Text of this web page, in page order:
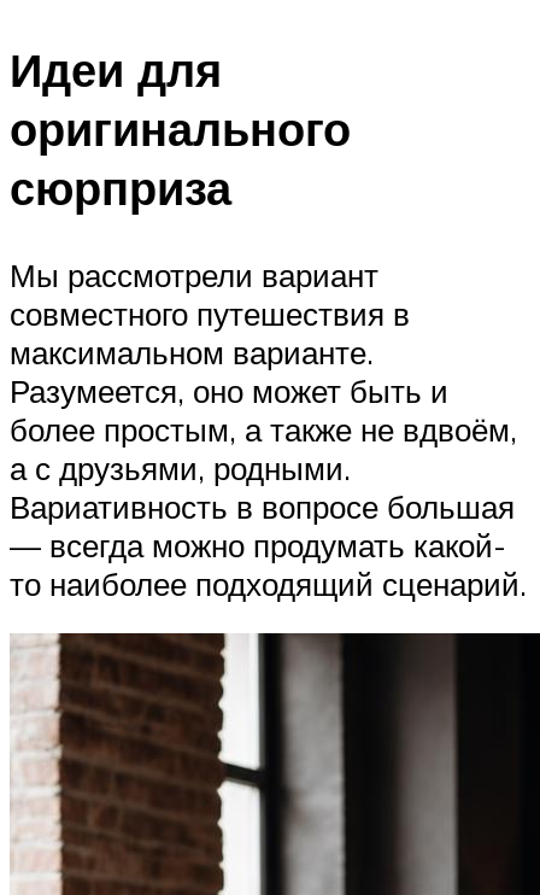
Идеи для
оригинального
сюрприза
Мы рассмотрели вариант
совместного путешествия в
максимальном варианте.
Разумеется, оно может быть и
более простым, а также не вдвоём,
а с друзьями, родными.
Вариативность в вопросе большая
— всегда можно продумать какой-
то наиболее подходящий сценарий.